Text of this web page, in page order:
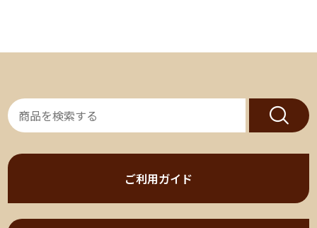
ご利用ガイド